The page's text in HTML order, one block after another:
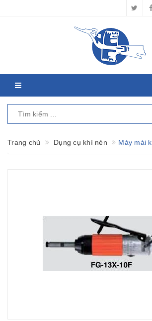
Trang chủ Dụng cụ khí nén Máy mài